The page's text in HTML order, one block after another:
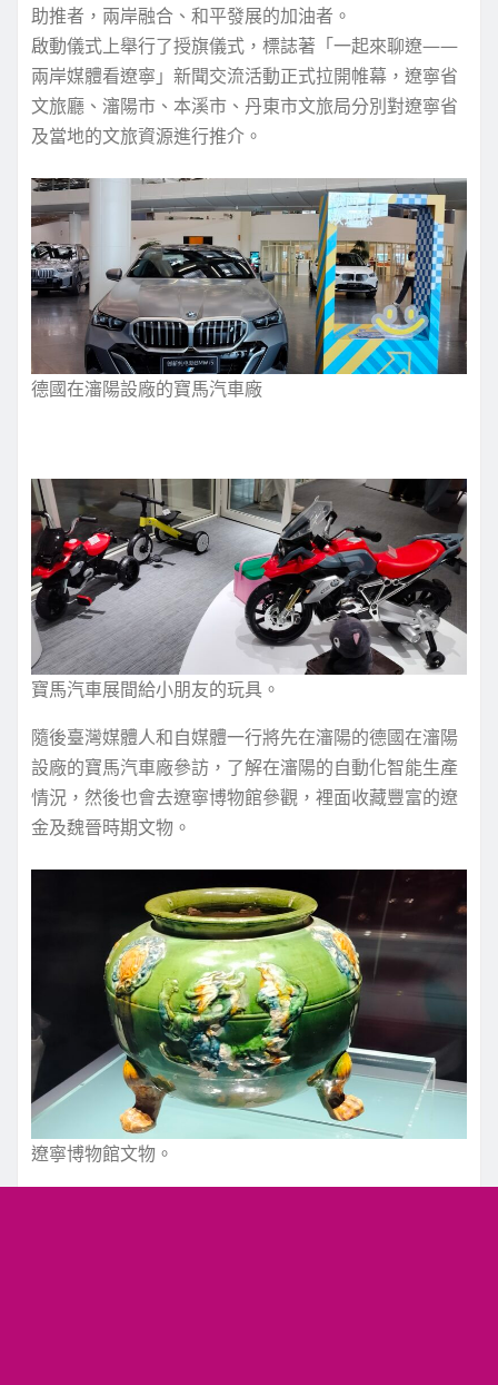
助推者，兩岸融合、和平發展的加油者。
啟動儀式上舉行了授旗儀式，標誌著「一起來聊遼——
兩岸媒體看遼寧」新聞交流活動正式拉開帷幕，遼寧省
文旅廳、瀋陽市、本溪市、丹東市文旅局分別對遼寧省
及當地的文旅資源進行推介。
德國在瀋陽設廠的寶馬汽車廠
寶馬汽車展間給小朋友的玩具。
隨後臺灣媒體人和自媒體一行將先在瀋陽的德國在瀋陽
設廠的寶馬汽車廠參訪，了解在瀋陽的自動化智能生產
情況，然後也會去遼寧博物館參觀，裡面收藏豐富的遼
金及魏晉時期文物。
遼寧博物館文物。